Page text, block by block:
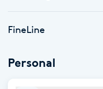
FineLine
Personal